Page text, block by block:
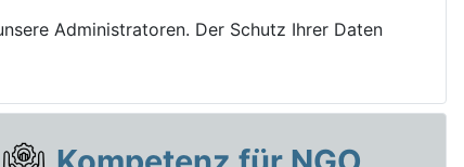
Administratoren. Der Schutz Ihrer Daten